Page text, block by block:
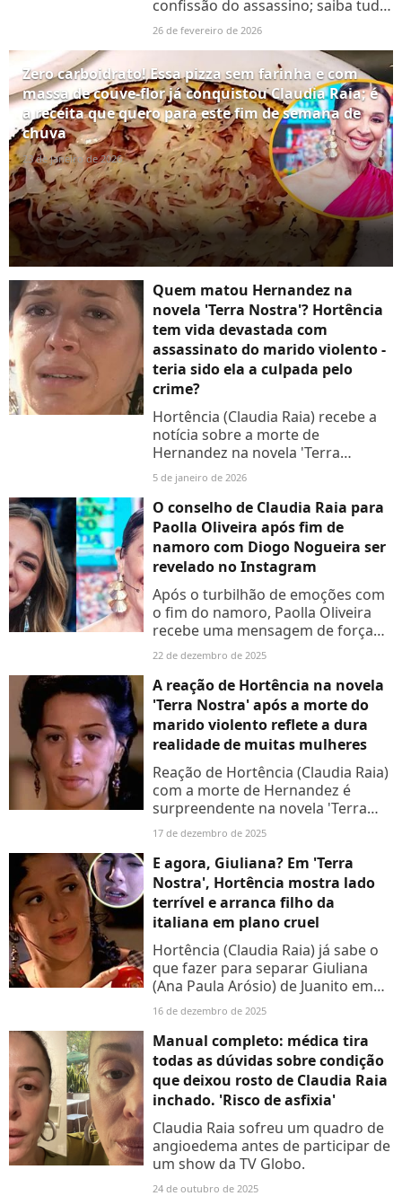
confissão do assassino; saiba tudo
em detalhes
26 de fevereiro de 2026
Zero carboidrato! Essa pizza sem farinha e com
massa de couve-flor já conquistou Claudia Raia; é
a receita que quero para este fim de semana de
chuva
23 de janeiro de 2026
Quem matou Hernandez na
novela 'Terra Nostra'? Hortência
tem vida devastada com
assassinato do marido violento -
teria sido ela a culpada pelo
crime?
Hortência (Claudia Raia) recebe a
notícia sobre a morte de
Hernandez na novela 'Terra
Nostra'; saiba quem matou o
espanhol
5 de janeiro de 2026
O conselho de Claudia Raia para
Paolla Oliveira após fim de
namoro com Diogo Nogueira ser
revelado no Instagram
Após o turbilhão de emoções com
o fim do namoro, Paolla Oliveira
recebe uma mensagem de força
inesperada. Claudia Raia, sua 'mãe'
em novela da Globo, envia um
recado carinhoso em meio...
22 de dezembro de 2025
A reação de Hortência na novela
'Terra Nostra' após a morte do
marido violento reflete a dura
realidade de muitas mulheres
Reação de Hortência (Claudia Raia)
com a morte de Hernandez é
surpreendente na novela 'Terra
Nostra'
17 de dezembro de 2025
E agora, Giuliana? Em 'Terra
Nostra', Hortência mostra lado
terrível e arranca filho da
italiana em plano cruel
Hortência (Claudia Raia) já sabe o
que fazer para separar Giuliana
(Ana Paula Arósio) de Juanito em
'Terra Nostra'; aos detalhes
16 de dezembro de 2025
Manual completo: médica tira
todas as dúvidas sobre condição
que deixou rosto de Claudia Raia
inchado. 'Risco de asfixia'
Claudia Raia sofreu um quadro de
angioedema antes de participar de
um show da TV Globo.
24 de outubro de 2025